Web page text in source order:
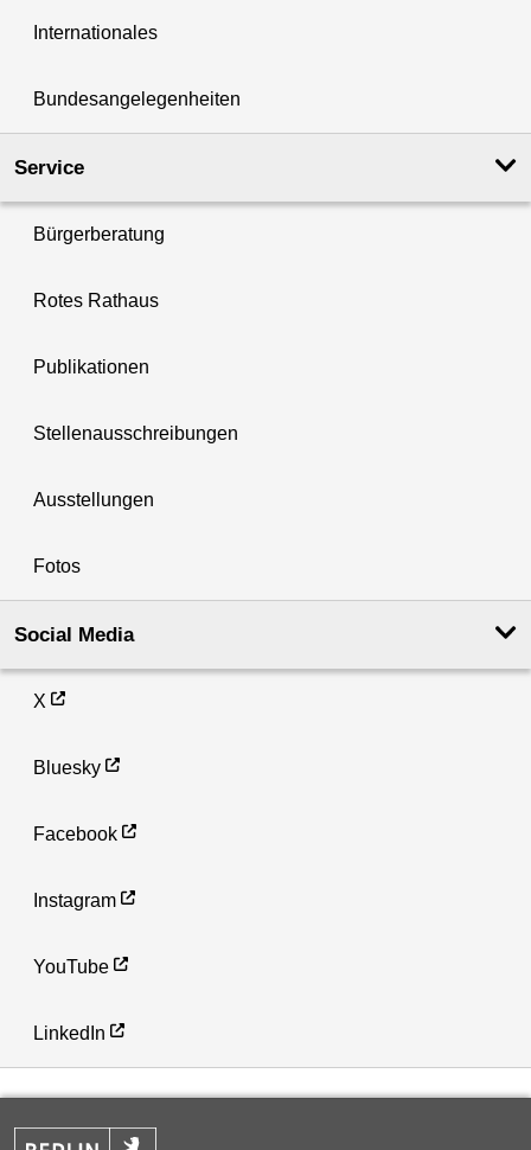
Internationales
Bundesangelegenheiten
Service
Bürgerberatung
Rotes Rathaus
Publikationen
Stellenausschreibungen
Ausstellungen
Fotos
Social Media
X
Bluesky
Facebook
Instagram
YouTube
LinkedIn